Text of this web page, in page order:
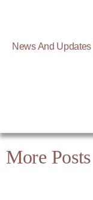
News And Updates
More Posts